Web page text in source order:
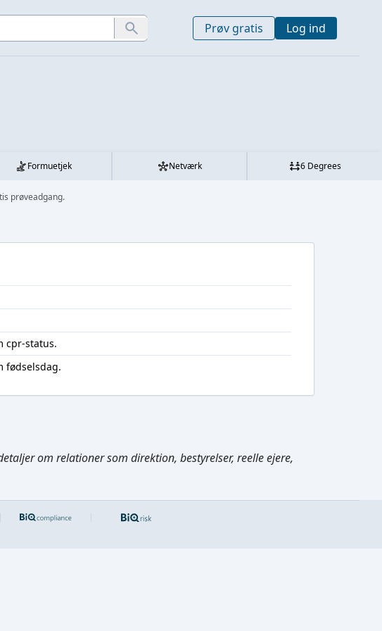
Prøv gratis Log ind
Formuetjek Netværk 6 Degrees
prøveadgang.
cpr-status.
fødselsdag.
om relationer som direktion, bestyrelser, reelle ejere,